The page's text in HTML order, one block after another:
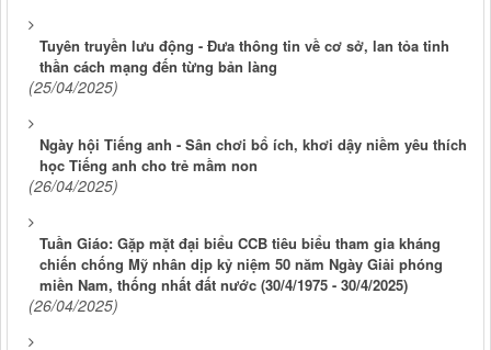
Tuyên truyền lưu động - Đưa thông tin về cơ sở, lan tỏa tinh
thần cách mạng đến từng bản làng
(25/04/2025)
Ngày hội Tiếng anh - Sân chơi bổ ích, khơi dậy niềm yêu thích
học Tiếng anh cho trẻ mầm non
(26/04/2025)
Tuần Giáo: Gặp mặt đại biểu CCB tiêu biểu tham gia kháng
chiến chống Mỹ nhân dịp kỷ niệm 50 năm Ngày Giải phóng
miền Nam, thống nhất đất nước (30/4/1975 - 30/4/2025)
(26/04/2025)